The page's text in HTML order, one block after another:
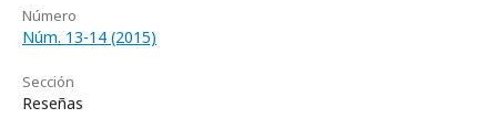
Número
Núm. 13-14 (2015)
Sección
Reseñas